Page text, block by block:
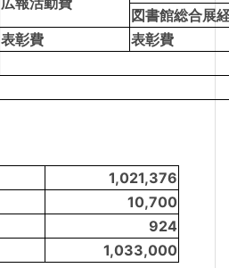
図書館総合展
表彰費
表彰費
1,021,376
10,700
924
1,033,000